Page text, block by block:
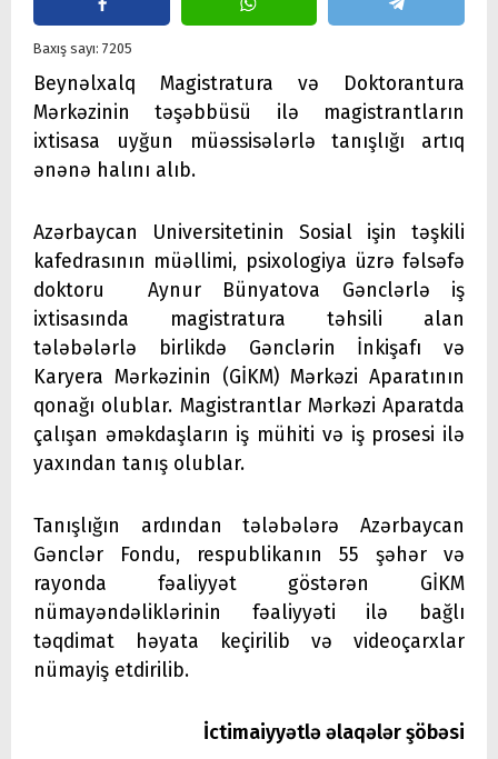
Baxış sayı: 7205
Beynəlxalq Magistratura və Doktorantura
Mərkəzinin təşəbbüsü ilə magistrantların
ixtisasa uyğun müəssisələrlə tanışlığı artıq
ənənə halını alıb.
Azərbaycan Universitetinin Sosial işin təşkili
kafedrasının müəllimi, psixologiya üzrə fəlsəfə
doktoru Aynur Bünyatova Gənclərlə iş
ixtisasında magistratura təhsili alan
tələbələrlə birlikdə Gənclərin İnkişafı və
Karyera Mərkəzinin (GİKM) Mərkəzi Aparatının
qonağı olublar. Magistrantlar Mərkəzi Aparatda
çalışan əməkdaşların iş mühiti və iş prosesi ilə
yaxından tanış olublar.
Tanışlığın ardından tələbələrə Azərbaycan
Gənclər Fondu, respublikanın 55 şəhər və
rayonda fəaliyyət göstərən GİKM
nümayəndəliklərinin fəaliyyəti ilə bağlı
təqdimat həyata keçirilib və videoçarxlar
nümayiş etdirilib.
İctimaiyyətlə əlaqələr şöbəsi